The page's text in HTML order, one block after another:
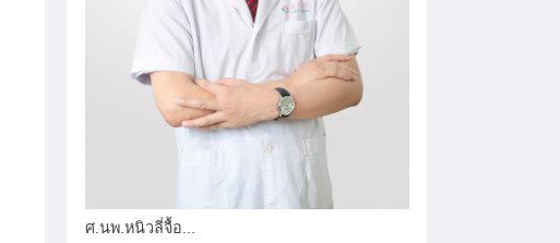
ศ.นพ.หนิวลี่จื้อ...